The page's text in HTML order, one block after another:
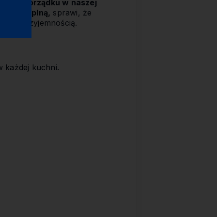
porządku w naszej
cieplną, sprawi, że
przyjemnością.
każdej kuchni.